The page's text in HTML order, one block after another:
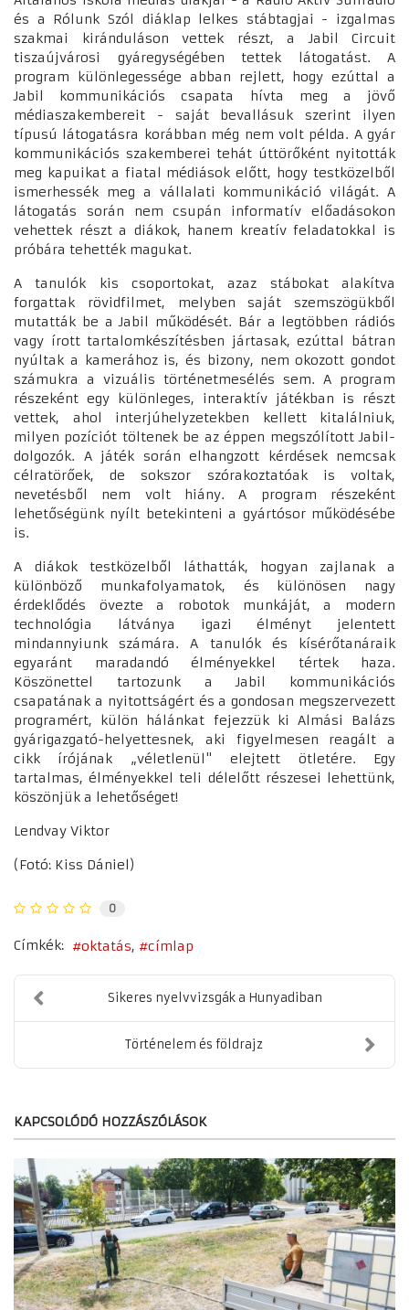
és a Rólunk Szól diáklap lelkes stábtagjai - izgalmas
szakmai kiránduláson vettek részt, a Jabil Circuit
tiszaújvárosi gyáregységében tettek látogatást. A
program különlegessége abban rejlett, hogy ezúttal a
Jabil kommunikációs csapata hívta meg a jövő
médiaszakembereit - saját bevallásuk szerint ilyen
típusú látogatásra korábban még nem volt példa. A gyár
kommunikációs szakemberei tehát úttörőként nyitották
meg kapuikat a fiatal médiások előtt, hogy testközelből
ismerhessék meg a vállalati kommunikáció világát. A
látogatás során nem csupán informatív előadásokon
vehettek részt a diákok, hanem kreatív feladatokkal is
próbára tehették magukat.
A tanulók kis csoportokat, azaz stábokat alakítva
forgattak rövidfilmet, melyben saját szemszögükből
mutatták be a Jabil működését. Bár a legtöbben rádiós
vagy írott tartalomkészítésben jártasak, ezúttal bátran
nyúltak a kamerához is, és bizony, nem okozott gondot
számukra a vizuális történetmesélés sem. A program
részeként egy különleges, interaktív játékban is részt
vettek, ahol interjúhelyzetekben kellett kitalálniuk,
milyen pozíciót töltenek be az éppen megszólított Jabil-
dolgozók. A játék során elhangzott kérdések nemcsak
célratörőek, de sokszor szórakoztatóak is voltak,
nevetésből nem volt hiány. A program részeként
lehetőségünk nyílt betekinteni a gyártósor működésébe
is.
A diákok testközelből láthatták, hogyan zajlanak a
különböző munkafolyamatok, és különösen nagy
érdeklődés övezte a robotok munkáját, a modern
technológia látványa igazi élményt jelentett
mindannyiunk számára. A tanulók és kísérőtanáraik
egyaránt maradandó élményekkel tértek haza.
Köszönettel tartozunk a Jabil kommunikációs
csapatának a nyitottságért és a gondosan megszervezett
programért, külön hálánkat fejezzük ki Almási Balázs
gyárigazgató-helyettesnek, aki figyelmesen reagált a
cikk írójának „véletlenül" elejtett ötletére. Egy
tartalmas, élményekkel teli délelőtt részesei lehettünk,
köszönjük a lehetőséget!
Lendvay Viktor
(Fotó: Kiss Dániel)
0
Címkék: oktatás címlap
Sikeres nyelvvizsgák a Hunyadiban
Történelem és földrajz
KAPCSOLÓDÓ HOZZÁSZÓLÁSOK